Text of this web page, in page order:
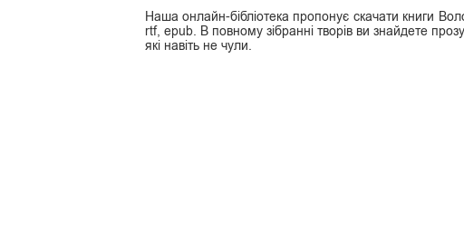
Наша онлайн-бібліотека пропонує скачати книги
rtf, epub. В повному зібранні творів ви знайдете
які навіть не чули.